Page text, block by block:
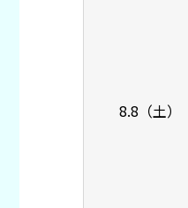
8.8（土）